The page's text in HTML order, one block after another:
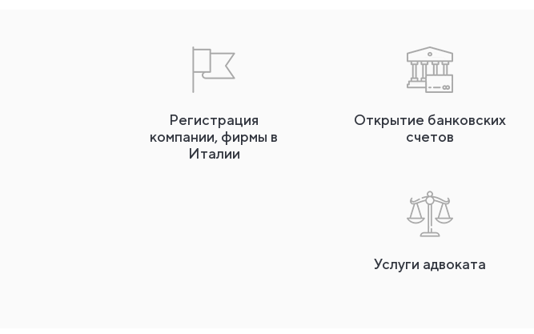
Регистрация
компании, фирмы в
Италии
Открытие банковских
счетов
Услуги адвоката